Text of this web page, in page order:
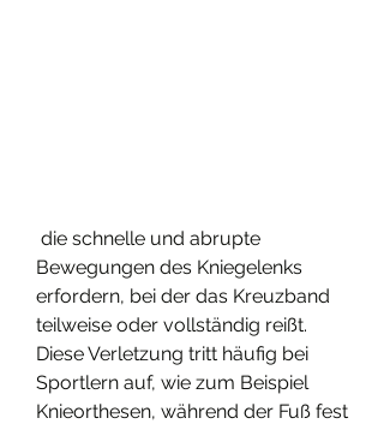
Bewegungen des Kniegelenks
erfordern, bei der das Kreuzband
teilweise oder vollständig reißt.
Diese Verletzung tritt häufig bei
Sportlern auf, wie zum Beispiel
Knieorthesen, während der Fuß fest